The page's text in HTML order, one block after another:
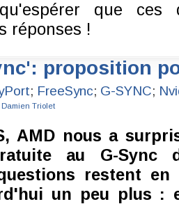
que ces
réponses !
proposition
; FreeSync; G-SYNC;
Damien Triolet
AMD nous a
au G-Sync
restent
un peu plus :